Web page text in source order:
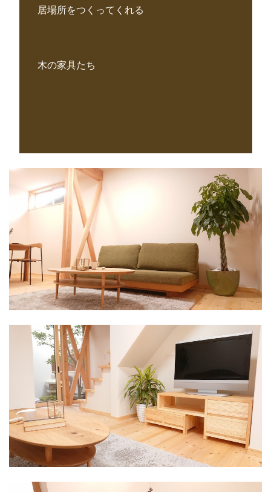
居場所をつくってくれる
木の家具たち